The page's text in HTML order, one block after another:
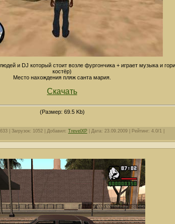
и DJ который стоит возле фургончика + играет музыка и
костёр)
Место нахождения пляж санта мария.
Скачать
(Размер: 69.5 Kb)
| Загрузок: 1052 | Добавил: TrevelXP | Дата: 23.09.2009 | Рейтинг: 4.0/1 |